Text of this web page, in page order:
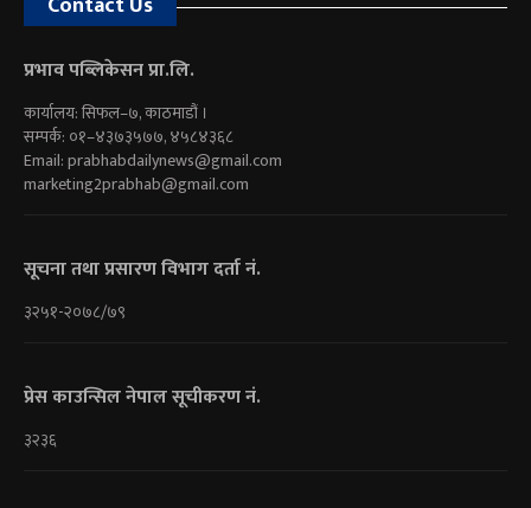
प्रभाव पब्लिकेसन प्रा.लि.
कार्यालय: सिफल–७, काठमाडौं ।
सम्पर्क: ०१–४३७३५७७, ४५८४३६८
Email:prabhabdailynews@gmail.com
marketing2prabhab@gmail.com
सूचना तथा प्रसारण विभाग दर्ता नं.
३२५१-२०७८/७९
प्रेस काउन्सिल नेपाल सूचीकरण नं.
३२३६